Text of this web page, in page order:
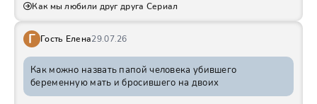
Как мы любили друг друга Сериал
Г Гость Елена29.07.26
Как можно назвать папой человека убившего
беременную мать и бросившего на двоих